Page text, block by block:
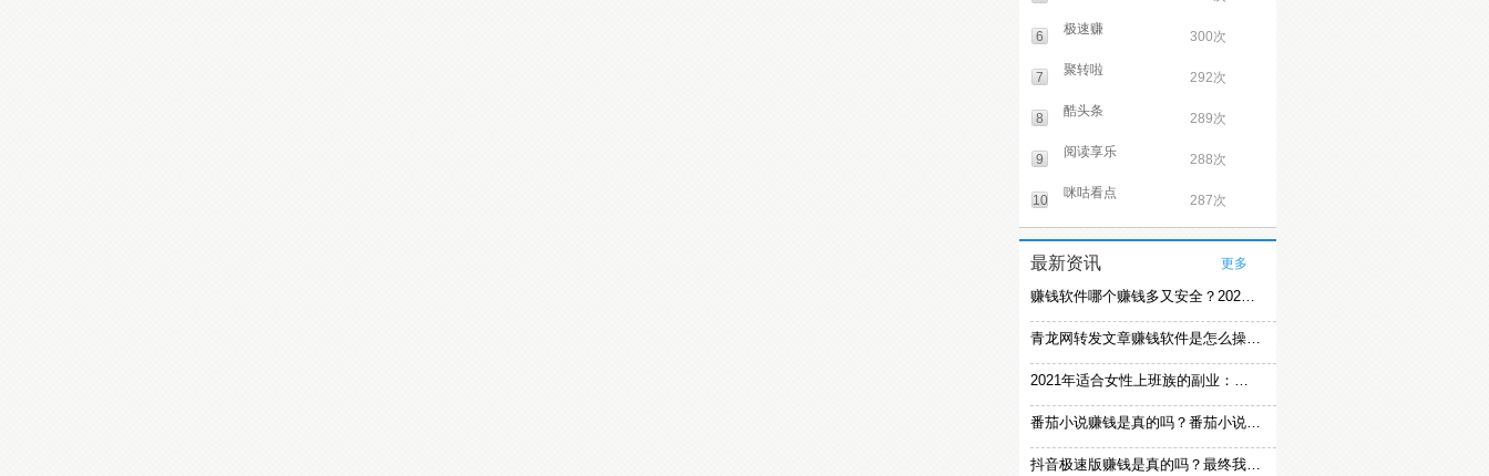
6 极速赚 300次
7 聚转啦 292次
8 酷头条 289次
9 阅读享乐 288次
10 咪咕看点 287次
最新资讯 更多
赚钱软件哪个赚钱多又安全？2021精选赚钱软件
青龙网转发文章赚钱软件是怎么操作的？
2021年适合女性上班族的副业：女生在家赚钱兼职推荐
番茄小说赚钱是真的吗？番茄小说怎么操作赚钱
抖音极速版赚钱是真的吗？最终我还是放弃刷视频赚钱